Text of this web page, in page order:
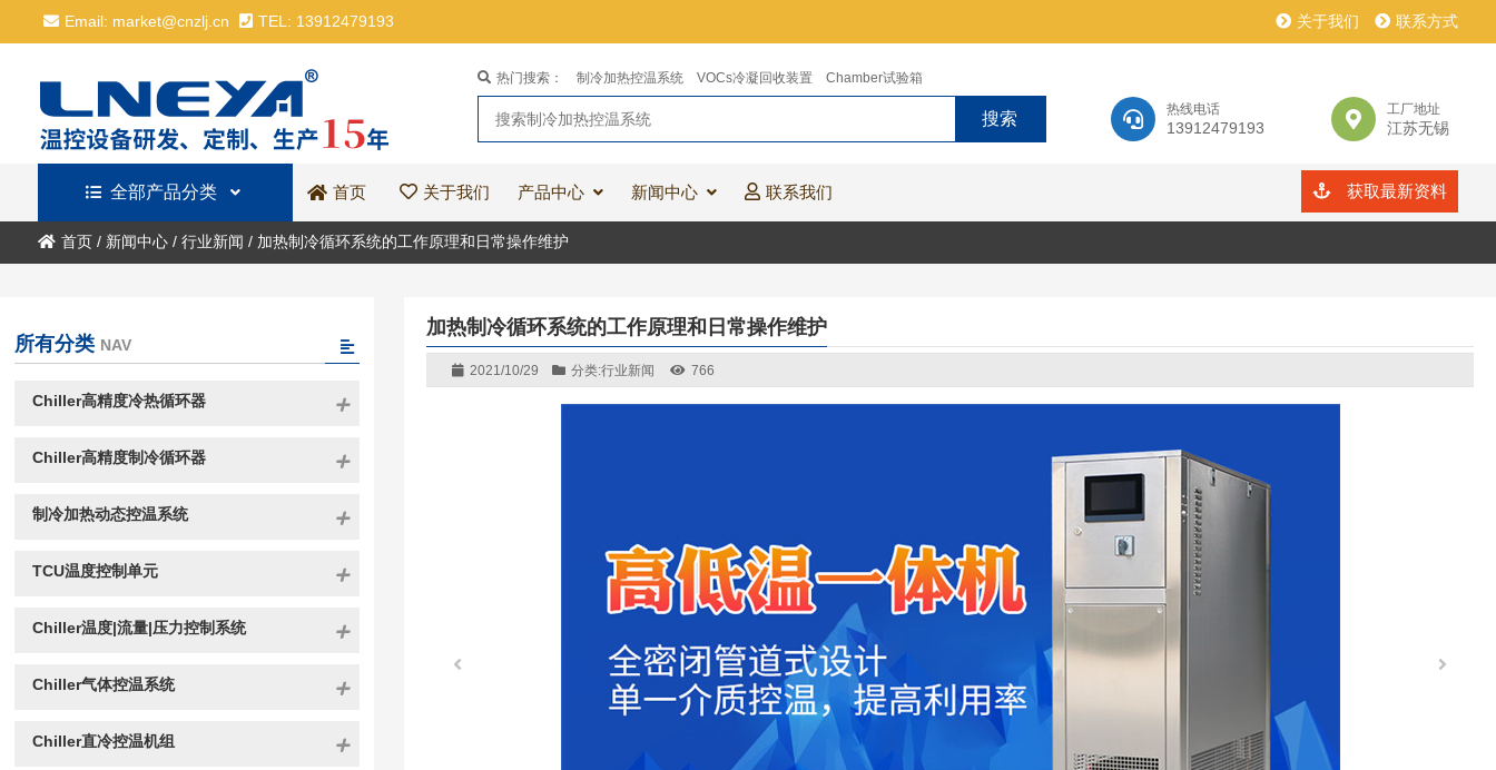
Email: market@cnzlj.cn TEL: 13912479193 关于我们 联系方式
热线电话
13912479193
工厂地址
江苏无锡
热门搜索： 制冷加热控温系统 VOCs冷凝回收装置 Chamber试验箱
全部产品分类 首页 关于我们 产品中心 新闻中心 联系我们 获取最新资料
首页/ 新闻中心/ 行业新闻 / 加热制冷循环系统的工作原理和日常操作维护
加热制冷循环系统的工作原理和日常操作维护
2021/10/29 分类:行业新闻 766
所有分类 NAV
Chiller高精度冷热循环器
Chiller高精度制冷循环器
制冷加热动态控温系统
TCU温度控制单元
Chiller温度|流量|压力控制系统
Chiller气体控温系统
Chiller直冷控温机组